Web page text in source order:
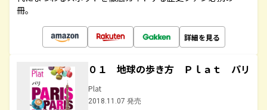
冊。
詳細を見る
０１ 地球の歩き方 Ｐｌａｔ パリ
Plat
2018.11.07 発売